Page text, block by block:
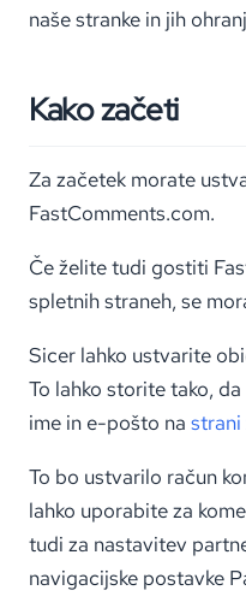
naše stranke in jih
Kako začeti
Za začetek morate
FastComments.com.
Če želite tudi gostiti
spletnih straneh, se
Sicer lahko ustvarite
To lahko storite tako,
ime in e-pošto na strani
To bo ustvarilo račun
lahko uporabite za
tudi za nastavitev
navigacijske postavke